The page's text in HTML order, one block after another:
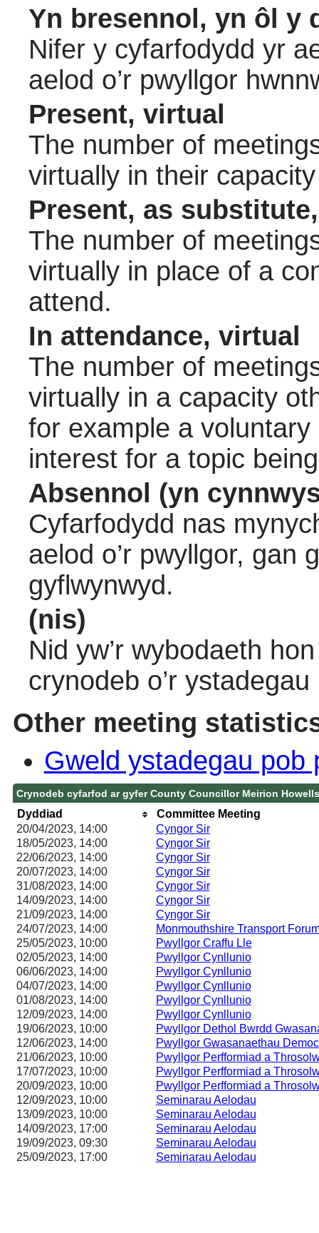
Yn bresennol, yn ôl y
Nifer y cyfarfodydd yr
aelod o’r pwyllgor
Present, virtual
The number of
virtually in their
Present, as
The number of
virtually in place of a
attend.
In attendance, virtual
The number of
virtually in a capacity
for example a
interest for a topic
Absennol (yn
Cyfarfodydd nas
aelod o’r pwyllgor, gan
gyflwynwyd.
(nis)
Nid yw’r wybodaeth
crynodeb o’r
Other meeting
Gweld ystadegau pob
Crynodeb cyfarfod ar gyfer County Councillor Meirion Howells
Dyddiad
Committee Meeting
20/04/2023, 14:00
Cyngor Sir
18/05/2023, 14:00 Cyngor Sir
22/06/2023, 14:00 Cyngor Sir
20/07/2023, 14:00 Cyngor Sir
31/08/2023, 14:00 Cyngor Sir
14/09/2023, 14:00 Cyngor Sir
21/09/2023, 14:00 Cyngor Sir
24/07/2023, 14:00
Monmouthshire Transport
25/05/2023, 10:00
Pwyllgor Craffu Lle
02/05/2023, 14:00 Pwyllgor Cynllunio
06/06/2023, 14:00 Pwyllgor Cynllunio
04/07/2023, 14:00 Pwyllgor Cynllunio
01/08/2023, 14:00 Pwyllgor Cynllunio
12/09/2023, 14:00 Pwyllgor Cynllunio
19/06/2023, 10:00
Pwyllgor Dethol Bwrdd
12/06/2023, 14:00
Pwyllgor Gwasanaethau
21/06/2023, 10:00
Pwyllgor Perfformiad a
17/07/2023, 10:00
Pwyllgor Perfformiad a
20/09/2023, 10:00
Pwyllgor Perfformiad a
12/09/2023, 10:00
Seminarau Aelodau
13/09/2023, 10:00 Seminarau Aelodau
14/09/2023, 17:00 Seminarau Aelodau
19/09/2023, 09:30 Seminarau Aelodau
25/09/2023, 17:00 Seminarau Aelodau